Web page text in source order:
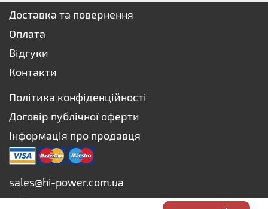
Доставка та повернення
Оплата
Відгуки
Контакти
Політика конфіденційності
Договір публічної оферти
Інформація про продавця
sales@hi-power.com.ua
+38 073 627-75-73